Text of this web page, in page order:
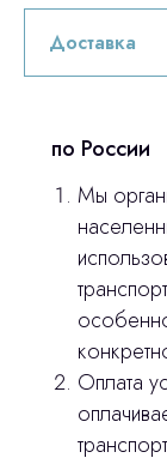
по России
Мы
Оплата
оставьте
ответим
© 2024 ЛС
Главная
Продукция
Оплата и доставка